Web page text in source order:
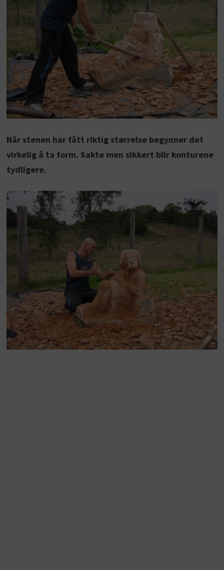
Når stenen har fått riktig størrelse begynner det
virkelig å ta form. Sakte men sikkert blir konturene
tydligere.